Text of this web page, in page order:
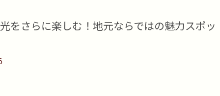
をさらに楽しむ！地元ならではの魅力スポッ